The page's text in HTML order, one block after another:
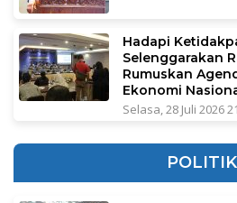
Hadapi
Selenggarakan
Rumuskan
Ekonomi
Selasa, 28 Juli 2026
POLITIK